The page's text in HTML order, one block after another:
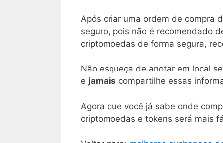
Após criar uma ordem de compra
seguro, pois não é recomendado
criptomoedas de forma segura,
Não esqueça de anotar em local
e jamais compartilhe essas
Agora que você já sabe onde
criptomoedas e tokens será mais